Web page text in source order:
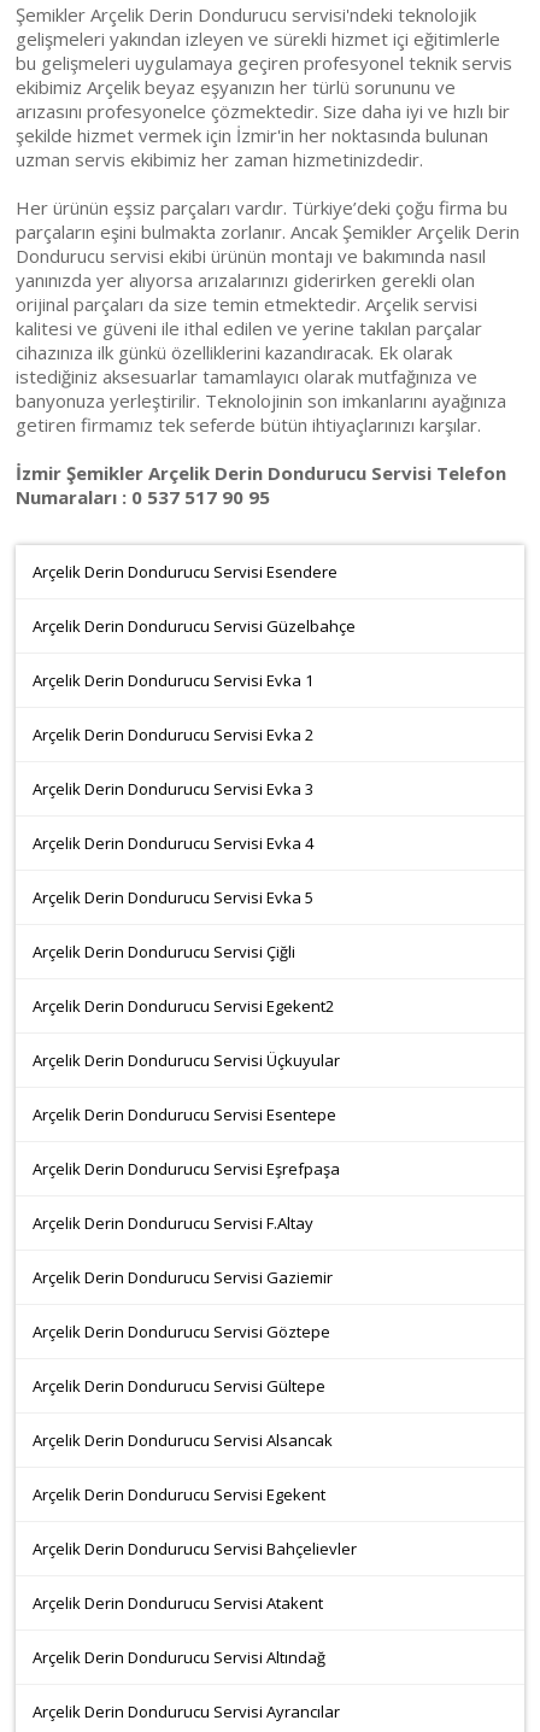
Şemikler Arçelik Derin Dondurucu servisi'ndeki teknolojik
gelişmeleri yakından izleyen ve sürekli hizmet içi eğitimlerle
bu gelişmeleri uygulamaya geçiren profesyonel teknik servis
ekibimiz Arçelik beyaz eşyanızın her türlü sorununu ve
arızasını profesyonelce çözmektedir. Size daha iyi ve hızlı bir
şekilde hizmet vermek için İzmir'in her noktasında bulunan
uzman servis ekibimiz her zaman hizmetinizdedir.
Her ürünün eşsiz parçaları vardır. Türkiye’deki çoğu firma bu
parçaların eşini bulmakta zorlanır. Ancak Şemikler Arçelik Derin
Dondurucu servisi ekibi ürünün montajı ve bakımında nasıl
yanınızda yer alıyorsa arızalarınızı giderirken gerekli olan
orijinal parçaları da size temin etmektedir. Arçelik servisi
kalitesi ve güveni ile ithal edilen ve yerine takılan parçalar
cihazınıza ilk günkü özelliklerini kazandıracak. Ek olarak
istediğiniz aksesuarlar tamamlayıcı olarak mutfağınıza ve
banyonuza yerleştirilir. Teknolojinin son imkanlarını ayağınıza
getiren firmamız tek seferde bütün ihtiyaçlarınızı karşılar.
İzmir Şemikler Arçelik Derin Dondurucu Servisi Telefon
Numaraları : 0 537 517 90 95
Arçelik Derin Dondurucu Servisi Esendere
Arçelik Derin Dondurucu Servisi Güzelbahçe
Arçelik Derin Dondurucu Servisi Evka 1
Arçelik Derin Dondurucu Servisi Evka 2
Arçelik Derin Dondurucu Servisi Evka 3
Arçelik Derin Dondurucu Servisi Evka 4
Arçelik Derin Dondurucu Servisi Evka 5
Arçelik Derin Dondurucu Servisi Çiğli
Arçelik Derin Dondurucu Servisi Egekent2
Arçelik Derin Dondurucu Servisi Üçkuyular
Arçelik Derin Dondurucu Servisi Esentepe
Arçelik Derin Dondurucu Servisi Eşrefpaşa
Arçelik Derin Dondurucu Servisi F.Altay
Arçelik Derin Dondurucu Servisi Gaziemir
Arçelik Derin Dondurucu Servisi Göztepe
Arçelik Derin Dondurucu Servisi Gültepe
Arçelik Derin Dondurucu Servisi Alsancak
Arçelik Derin Dondurucu Servisi Egekent
Arçelik Derin Dondurucu Servisi Bahçelievler
Arçelik Derin Dondurucu Servisi Atakent
Arçelik Derin Dondurucu Servisi Altındağ
Arçelik Derin Dondurucu Servisi Ayrancılar